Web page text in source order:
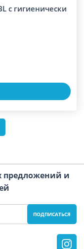
с гигиенически
предложений и